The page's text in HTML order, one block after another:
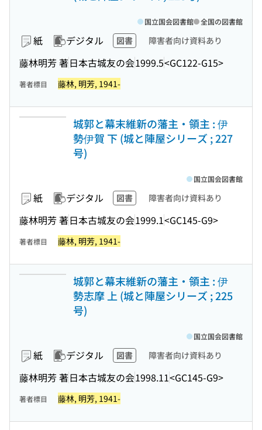
紙 デジタル 図書 障害者向け資料あり
藤林明芳 著日本古城友の会1999.5<GC122-G15>
国立国会図書館 全国の図書館
著者標目 藤林, 明芳, 1941-
城郭と幕末維新の藩主・領主 : 伊
勢伊賀 下 (城と陣屋シリーズ ; 227
号)
紙 デジタル 図書 障害者向け資料あり
藤林明芳 著日本古城友の会1999.1<GC145-G9>
国立国会図書館
著者標目 藤林, 明芳, 1941-
城郭と幕末維新の藩主・領主 : 伊
勢志摩 上 (城と陣屋シリーズ ; 225
号)
紙 デジタル 図書 障害者向け資料あり
藤林明芳 著日本古城友の会1998.11<GC145-G9>
国立国会図書館
著者標目 藤林, 明芳, 1941-